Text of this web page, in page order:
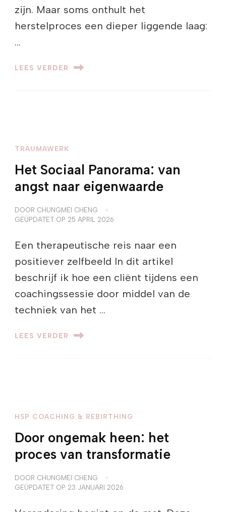
zijn. Maar soms onthult het
herstelproces een dieper liggende laag:
…
LEES VERDER
TRAUMAWERK
Het Sociaal Panorama: van
angst naar eigenwaarde
DOOR CHUNGMEI CHENG
GEÜPDATET OP 25 APRIL 2026
Een therapeutische reis naar een
positiever zelfbeeld In dit artikel
beschrijf ik hoe een cliënt tijdens een
coachingssessie door middel van de
techniek van het …
LEES VERDER
HSP COACHING & REBIRTHING
Door ongemak heen: het
proces van transformatie
DOOR CHUNGMEI CHENG
GEÜPDATET OP 23 JANUARI 2026